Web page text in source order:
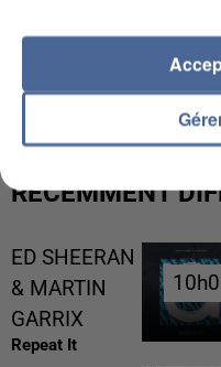
MAFIA INTERPELLÉ
RÉCEMMENT
ED SHEERAN
& MARTIN
GARRIX
Repeat It